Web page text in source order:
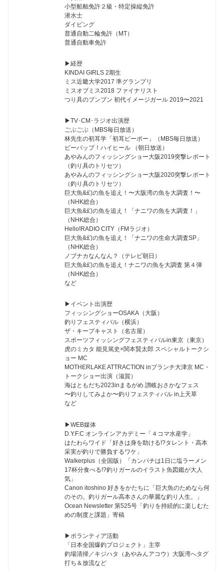
小型船舶免許２級・特定操縦免許
潜水士
ダイビング
普通自動二輪免許（MT）
普通自動車免許
▶︎経歴
KINDAI GIRLS 2期生
ミス近畿大学2017 準グランプリ
ミスオブミス2018 ファイナリスト
つり具のブンブン 初代イメージガール 2019〜2021
▶︎TV･CM･ラジオ出演歴
ごぶごぶ（MBS毎日放送）
林先生の初耳学「初耳ピーポー」（MBS毎日放送）
ビーバップ！ハイヒール （朝日放送）
あやみんのフィッシングショー大阪2019突撃レポート
（釣り具のトリセツ）
あやみんのフィッシングショー大阪2020突撃レポート
（釣り具のトリセツ）
巨大魚&幻の魚を追え！〜大阪湾の魚を大調査！〜
（NHK総合）
巨大魚&幻の魚を追え！「ナニワの魚を大調査！」
（NHK総合）
Hello!RADIO CITY（FMラジオ）
巨大魚&幻の魚を追え！「ナニワの生命大調査SP」
（NHK総合）
ノブナカなんなん？（テレビ朝日）
巨大魚&幻の魚を追え！ナニワの魚を大調査 第４弾
（NHK総合）
など
▶︎イベント出演歴
フィッシングショーOSAKA（大阪）
釣りフェスティバル（横浜）
ザ・キープキャスト（名古屋）
スポーツフィッシングフェスティバルin東京（東京）
虎のミカタ 能見篤史×関本賢太郎 スペシャルトークシ
ョー MC
MOTHERLAKE ATTRACTION inブランチ大津京 MC・
トークショー出演（滋賀）
海はともだち2023inまるがめ 讃岐おさかなフェス
〜釣りしてみよか〜釣りフェスティバル in上天草
など
▶︎WEB媒体
D.Y.F.C オンラインアカデミー「４コマ水産学」
はたわらワイド「好きは身を助ける!?タレント・高本
采実が釣りで勝負するワケ」
Walkerplus（全国版）「カンパチは1日に塩ラーメン
17杯分食べる!?釣りガールのイラスト魚図鑑が大人
気」
Canon itoshino 好きをかたちに「巨大魚のためなら何
のその。釣りガール高本さんの華麗な釣り人生。」
Ocean Newsletter 第525号「釣りを持続的に楽しむた
めの制度と課題」寄稿
▶︎ボランティア活動
「日本全国爆釣プロジェクト」主宰
釣場清掃／キジハタ（あやみんアコウ）大阪湾へタグ
打ち＆放流など